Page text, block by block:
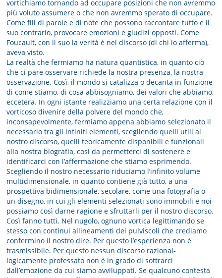
vortichiamo tornando ad occupare posizioni che non avremmo
più voluto assumere o che non avremmo sperato di occupare.
Come fili di parole e di note che possono raccontare tutto e il
suo contrario, provocare emozioni e giudizi opposti. Come
Foucault, con il suo la verità è nel discorso (di chi lo afferma),
aveva visto.
La realtà che fermiamo ha natura quantistica, in quanto ciò
che ci pare osservare richiede la nostra presenza, la nostra
osservazione. Così, il mondo si catalizza o decanta in funzione
di come stiamo, di cosa abbisogniamo, dei valori che abbiamo,
eccetera. In ogni istante realizziamo una certa relazione con il
vorticoso divenire della polvere del mondo che,
inconsapevolmente, fermiamo appena abbiamo selezionato il
necessario tra gli infiniti elementi, scegliendo quelli utili al
nostro discorso, quelli teoricamente disponibili e funzionali
alla nostra biografia, così da permetterci di sostenere e
identificarci con l’affermazione che stiamo esprimendo.
Scegliendo il nostro necessario riduciamo l’infinito volume
multidimensionale, in quanto contiene già tutto, a una
prospettiva bidimensionale, secolare, come una fotografia o
un disegno, in cui gli elementi selezionati sono immobili e noi
possiamo così darne ragione e sfruttarli per il nostro discorso.
Così fanno tutti. Nel nugolo, ognuno vortica legittimando se
stesso con continui allineamenti dei pulviscoli che crediamo
confermino il nostro dire. Per questo l’esperienza non è
trasmissibile. Per questo nessun discorso razional-
logicamente professato non è in grado di sottrarci
dall’emozione da cui siamo avviluppati. Se qualcuno contesta